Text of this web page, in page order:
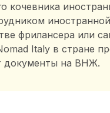
кочевника
фрилансера или
Italy в стране
документы на ВНЖ.